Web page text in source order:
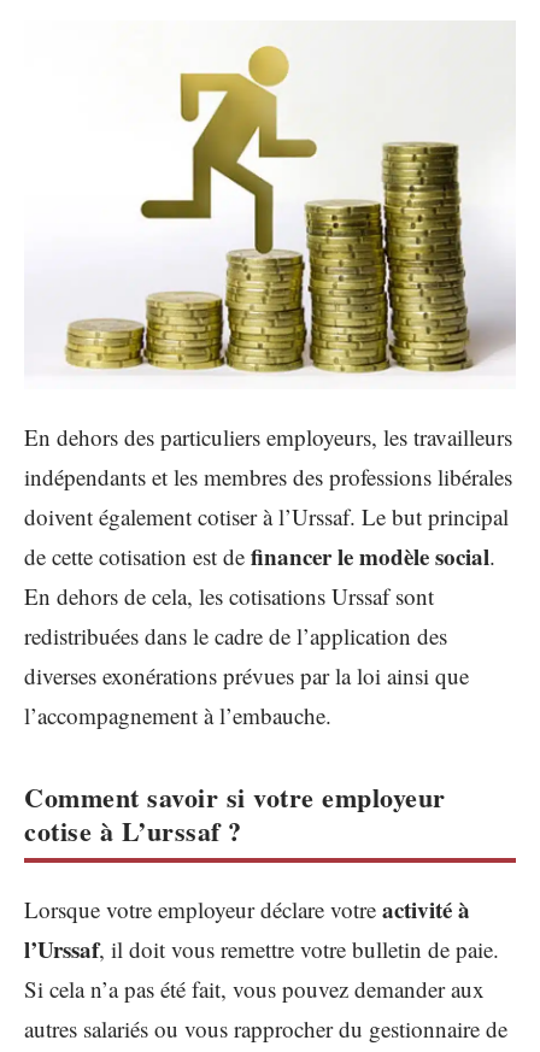
En dehors des particuliers employeurs, les travailleurs
indépendants et les membres des professions libérales
doivent également cotiser à l’Urssaf. Le but principal
de cette cotisation est de financer le modèle social.
En dehors de cela, les cotisations Urssaf sont
redistribuées dans le cadre de l’application des
diverses exonérations prévues par la loi ainsi que
l’accompagnement à l’embauche.
Comment savoir si votre employeur
cotise à L’urssaf ?
Lorsque votre employeur déclare votre activité à
l’Urssaf, il doit vous remettre votre bulletin de paie.
Si cela n’a pas été fait, vous pouvez demander aux
autres salariés ou vous rapprocher du gestionnaire de